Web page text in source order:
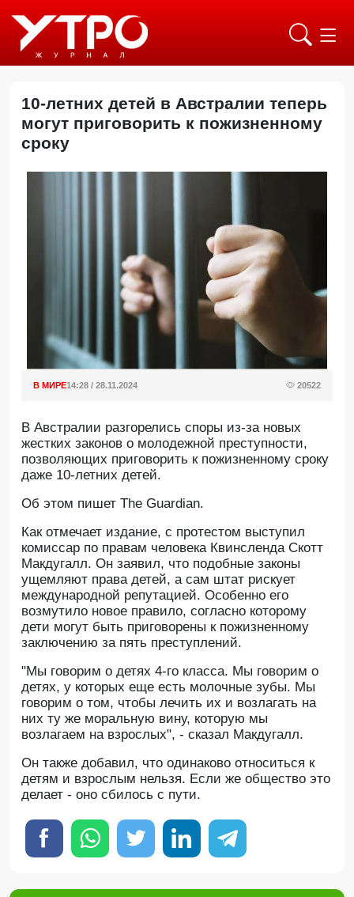
10-летних детей в Австралии теперь
могут приговорить к пожизненному
сроку
В МИРЕ14:28 / 28.11.2024 20522
В Австралии разгорелись споры из-за новых
жестких законов о молодежной преступности,
позволяющих приговорить к пожизненному сроку
даже 10-летних детей.
Об этом пишет The Guardian.
Как отмечает издание, с протестом выступил
комиссар по правам человека Квинсленда Скотт
Макдугалл. Он заявил, что подобные законы
ущемляют права детей, а сам штат рискует
международной репутацией. Особенно его
возмутило новое правило, согласно которому
дети могут быть приговорены к пожизненному
заключению за пять преступлений.
"Мы говорим о детях 4-го класса. Мы говорим о
детях, у которых еще есть молочные зубы. Мы
говорим о том, чтобы лечить их и возлагать на
них ту же моральную вину, которую мы
возлагаем на взрослых", - сказал Макдугалл.
Он также добавил, что одинаково относиться к
детям и взрослым нельзя. Если же общество это
делает - оно сбилось с пути.